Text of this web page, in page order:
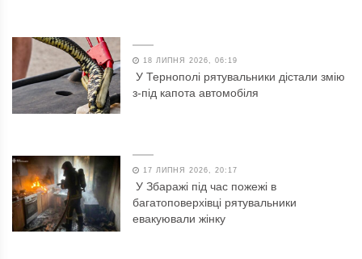
18 ЛИПНЯ 2026, 06:19
У Тернополі рятувальники дістали змію
з-під капота автомобіля
17 ЛИПНЯ 2026, 20:17
У Збаражі під час пожежі в
багатоповерхівці рятувальники
евакуювали жінку